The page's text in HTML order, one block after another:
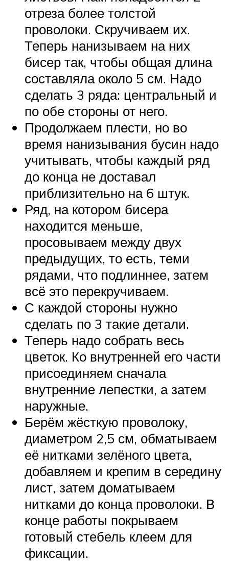
отреза более толстой
проволоки. Скручиваем их.
Теперь нанизываем на них
бисер так, чтобы общая длина
составляла около 5 см. Надо
сделать 3 ряда: центральный и
по обе стороны от него.
Продолжаем плести, но во
время нанизывания бусин надо
учитывать, чтобы каждый ряд
до конца не доставал
приблизительно на 6 штук.
Ряд, на котором бисера
находится меньше,
просовываем между двух
предыдущих, то есть, теми
рядами, что подлиннее, затем
всё это перекручиваем.
С каждой стороны нужно
сделать по 3 такие детали.
Теперь надо собрать весь
цветок. Ко внутренней его части
присоединяем сначала
внутренние лепестки, а затем
наружные.
Берём жёсткую проволоку,
диаметром 2,5 см, обматываем
её нитками зелёного цвета,
добавляем и крепим в середину
лист, затем доматываем
нитками до конца проволоки. В
конце работы покрываем
готовый стебель клеем для
фиксации.